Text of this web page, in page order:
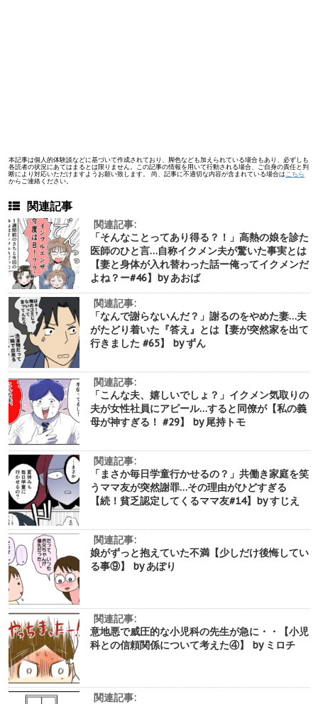
本記事は個人的体験談などに基づいて作成されており、脚色なども加えられている場合もあり、必ずしも
各読者の状況にあてはまるとは限りません。この記事の情報を用いて行動される場合、ご自身の責任と判
断により対応いただけますようお願い致します。 尚、記事に不適切な内容が含まれている場合はこちら
からご連絡ください。
関連記事
関連記事:
「そんなことってあり得る？！」高熱の娘を診た
医師のひと言…自称イクメン夫が驚いた事実とは
【妻と身体が入れ替わった話ー俺ってイクメンだ
よね？ー#46】by あおば
関連記事:
「なんで謝らないんだ？」謝るのをやめた妻…夫
がたどり着いた『答え』とは【妻が突然家を出て
行きました #65】 by ずん
関連記事:
「こんな夫、嬉しいでしょ？」イクメン気取りの
夫が女性社員にアピール…すると同僚が【私の義
母が神すぎる！ #29】 by 尾持トモ
関連記事:
「まさか毎日学童行かせるの？」共働き家庭を笑
うママ友が突然謝罪…その理由がひどすぎる
【続！貧乏認定してくるママ友#14】by すじえ
関連記事:
娘がずっと抱えていた不満【少しだけ後悔してい
る事⑨】 by あぽり
関連記事:
意地悪で威圧的な小児科の先生が急に・・【小児
科との信頼関係について考えた④】 by ミロチ
関連記事: